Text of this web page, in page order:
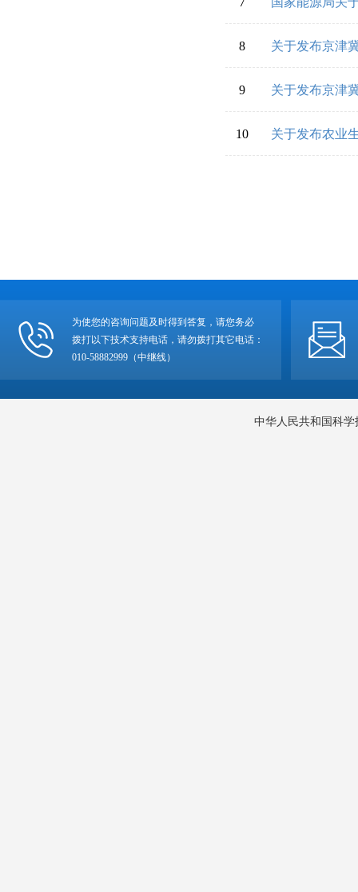
为使您的咨询问题及时得到答复，请您务必
拨打以下技术支持电话，请勿拨打其它电话：
010-58882999（中继线）
中华人民共和国科